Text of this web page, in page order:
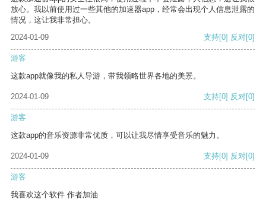
放心。我以前使用过一些其他的加速器app，经常会出现个人信息泄露的
情况，这让我非常担心。
2024-01-09
支持[0] 反对[0]
游客
这款app就像我的私人导游，带我领略世界各地的美景。
2024-01-09 支持[0] 反对[0]
游客
这款app的音乐资源非常优质，可以让我尽情享受音乐的魅力。
2024-01-09 支持[0] 反对[0]
游客
我喜欢这个软件 作者加油